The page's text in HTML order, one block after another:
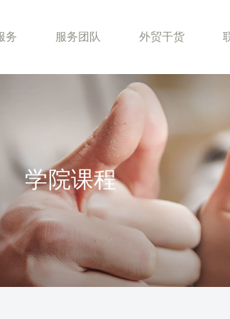
务 服务团队 外贸干货
学院课程